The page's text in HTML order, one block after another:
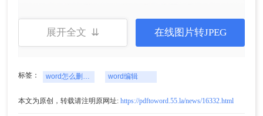
展开全文 ⇊ 在线图片转JPEG
标签： word怎么删除空白页 word编辑
本文为原创，转载请注明原网址: https://pdftoword.55.la/news/16332.html